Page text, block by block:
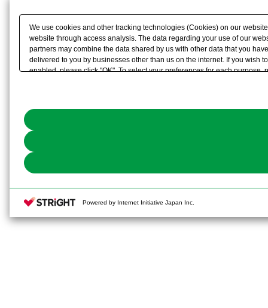
We use cookies and other tracking technologies (Cookies) on our
website through access analysis. The data regarding your use of our
partners may combine the data shared by us with other data that you
delivered to you by businesses other than us on the internet. If you wish
enabled, please click "OK". To select your preferences for each purpose,
Powered by Internet Initiative Japan Inc.